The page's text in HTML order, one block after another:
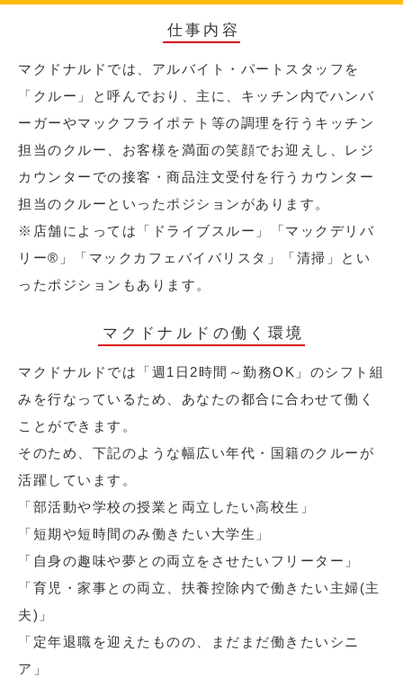
仕事内容
マクドナルドでは、アルバイト・パートスタッフを
「クルー」と呼んでおり、主に、キッチン内でハンバ
ーガーやマックフライポテト等の調理を行うキッチン
担当のクルー、お客様を満面の笑顔でお迎えし、レジ
カウンターでの接客・商品注文受付を行うカウンター
担当のクルーといったポジションがあります。
※店舗によっては「ドライブスルー」「マックデリバ
リー®︎」「マックカフェバイバリスタ」「清掃」とい
ったポジションもあります。
マクドナルドの働く環境
マクドナルドでは「週1日2時間～勤務OK」のシフト組
みを行なっているため、あなたの都合に合わせて働く
ことができます。
そのため、下記のような幅広い年代・国籍のクルーが
活躍しています。
「部活動や学校の授業と両立したい高校生」
「短期や短時間のみ働きたい大学生」
「自身の趣味や夢との両立をさせたいフリーター」
「育児・家事との両立、扶養控除内で働きたい主婦(主
夫)」
「定年退職を迎えたものの、まだまだ働きたいシニ
ア」